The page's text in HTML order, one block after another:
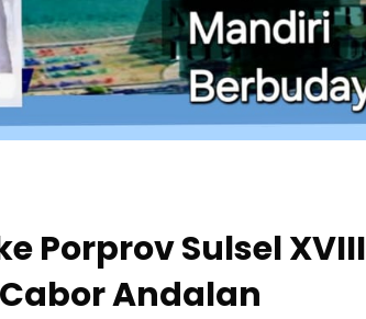
Porprov Sulsel XVIII
Andalan